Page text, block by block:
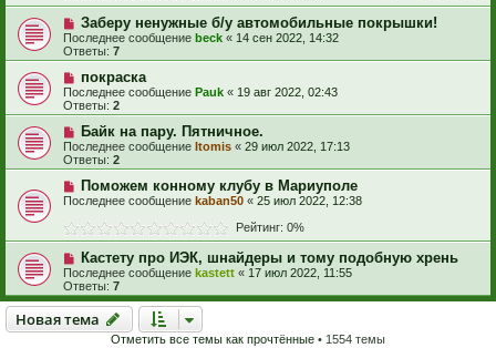
Заберу ненужные б/у автомобильные покрышки!
Последнее сообщение beck « 14 сен 2022, 14:32
Ответы: 7
покраска
Последнее сообщение Pauk « 19 авг 2022, 02:43
Ответы: 2
Байк на пару. Пятничное.
Последнее сообщение Itomis « 29 июл 2022, 17:13
Ответы: 2
Поможем конному клубу в Мариуполе
Последнее сообщение kaban50 « 25 июл 2022, 12:38
Рейтинг: 0%
Кастету про ИЭК, шнайдеры и тому подобную хрень
Последнее сообщение kastett « 17 июл 2022, 11:55
Ответы: 7
Новая тема
Новаятема
Отметить все темы как прочтённые • 1554 темы